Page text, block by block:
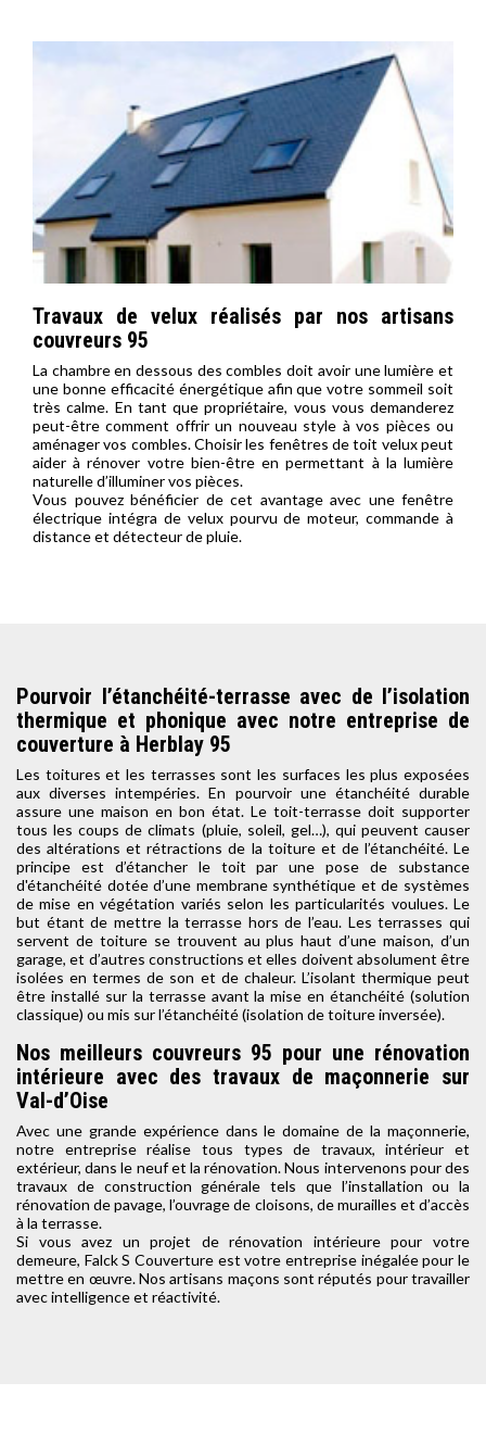
Travaux de velux réalisés par nos artisans
couvreurs 95
La chambre en dessous des combles doit avoir une lumière et
une bonne efficacité énergétique afin que votre sommeil soit
très calme. En tant que propriétaire, vous vous demanderez
peut-être comment offrir un nouveau style à vos pièces ou
aménager vos combles. Choisir les fenêtres de toit velux peut
aider à rénover votre bien-être en permettant à la lumière
naturelle d’illuminer vos pièces.
Vous pouvez bénéficier de cet avantage avec une fenêtre
électrique intégra de velux pourvu de moteur, commande à
distance et détecteur de pluie.
Pourvoir l’étanchéité-terrasse avec de l’isolation
thermique et phonique avec notre entreprise de
couverture à Herblay 95
Les toitures et les terrasses sont les surfaces les plus exposées
aux diverses intempéries. En pourvoir une étanchéité durable
assure une maison en bon état. Le toit-terrasse doit supporter
tous les coups de climats (pluie, soleil, gel…), qui peuvent causer
des altérations et rétractions de la toiture et de l’étanchéité. Le
principe est d’étancher le toit par une pose de substance
d'étanchéité dotée d’une membrane synthétique et de systèmes
de mise en végétation variés selon les particularités voulues. Le
but étant de mettre la terrasse hors de l’eau. Les terrasses qui
servent de toiture se trouvent au plus haut d’une maison, d’un
garage, et d’autres constructions et elles doivent absolument être
isolées en termes de son et de chaleur. L’isolant thermique peut
être installé sur la terrasse avant la mise en étanchéité (solution
classique) ou mis sur l’étanchéité (isolation de toiture inversée).
Nos meilleurs couvreurs 95 pour une rénovation
intérieure avec des travaux de maçonnerie sur
Val-d’Oise
Avec une grande expérience dans le domaine de la maçonnerie,
notre entreprise réalise tous types de travaux, intérieur et
extérieur, dans le neuf et la rénovation. Nous intervenons pour des
travaux de construction générale tels que l’installation ou la
rénovation de pavage, l’ouvrage de cloisons, de murailles et d’accès
à la terrasse.
Si vous avez un projet de rénovation intérieure pour votre
demeure, Falck S Couverture est votre entreprise inégalée pour le
mettre en œuvre. Nos artisans maçons sont réputés pour travailler
avec intelligence et réactivité.